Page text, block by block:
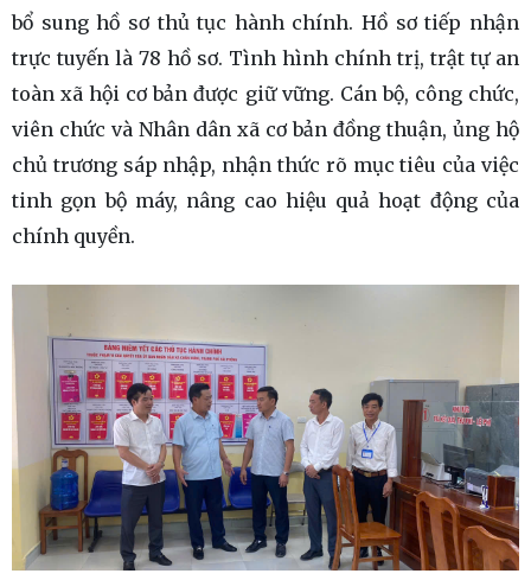
bổ sung hồ sơ thủ tục hành chính. Hồ sơ tiếp nhận
trực tuyến là 78 hồ sơ. Tình hình chính trị, trật tự an
toàn xã hội cơ bản được giữ vững. Cán bộ, công chức,
viên chức và Nhân dân xã cơ bản đồng thuận, ủng hộ
chủ trương sáp nhập, nhận thức rõ mục tiêu của việc
tinh gọn bộ máy, nâng cao hiệu quả hoạt động của
chính quyền.